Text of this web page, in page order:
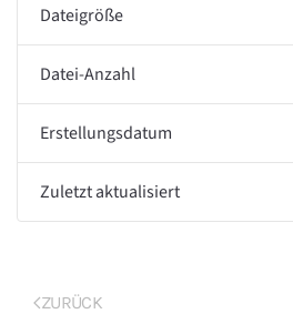
Dateigröße
Datei-Anzahl
Erstellungsdatum
Zuletzt aktualisiert
ZURÜCK